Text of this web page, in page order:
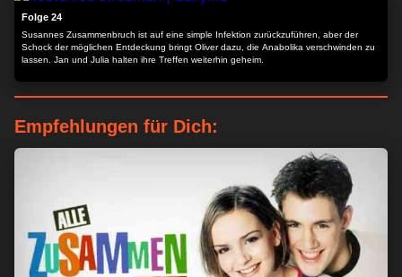
Folge 24
Susannes Zusammenbruch ist auf eine simple Infektion zurückzuführen, aber der
Schock der möglichen Entdeckung bringt Oliver dazu, die Anabolika verschwinden zu
lassen. Jan und Julia halten ihre Treffen weiterhin geheim.
Empfehlungen für Dich: